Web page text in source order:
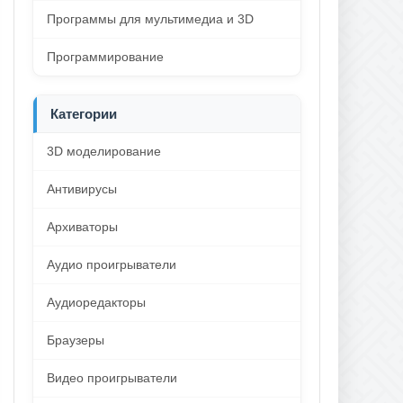
Программы для мультимедиа и 3D
Программирование
Категории
3D моделирование
Антивирусы
Архиваторы
Аудио проигрыватели
Аудиоредакторы
Браузеры
Видео проигрыватели